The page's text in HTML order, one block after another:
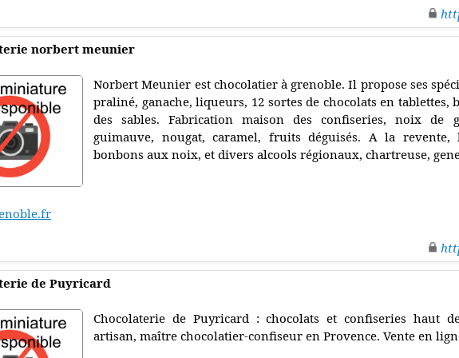
norbert meunier
Norbert Meunier est chocolatier à grenoble. Il propose ses
praliné, ganache, liqueurs, 12 sortes de chocolats en tablettes,
des sables. Fabrication maison des confiseries, noix de
guimauve, nougat, caramel, fruits déguisés. A la revente,
bonbons aux noix, et divers alcools régionaux, chartreuse,
de Puyricard
Chocolaterie de Puyricard : chocolats et confiseries haut
artisan, maître chocolatier-confiseur en Provence. Vente en